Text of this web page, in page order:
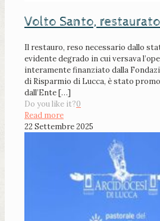
Volto Santo, restaurato
Il restauro, reso necessario dallo
evidente degrado in cui versava
interamente finanziato dalla
di Risparmio di Lucca, è stato
dall’Ente[…]
Do you like it?0
Read more
22 Settembre 2025